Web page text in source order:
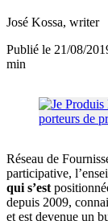
José Kossa, writer
Publié le 21/08/
min
Réseau de
participative,
qui s’est
depuis 2009,
et est devenue un